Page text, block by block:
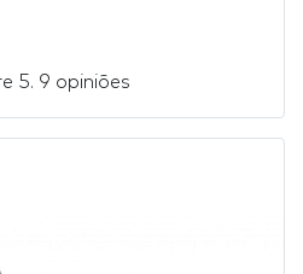
5. 9 opiniões